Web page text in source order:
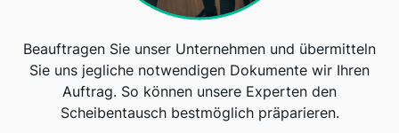
Beauftragen Sie unser Unternehmen und übermitteln
Sie uns jegliche notwendigen Dokumente wir Ihren
Auftrag. So können unsere Experten den
Scheibentausch bestmöglich präparieren.